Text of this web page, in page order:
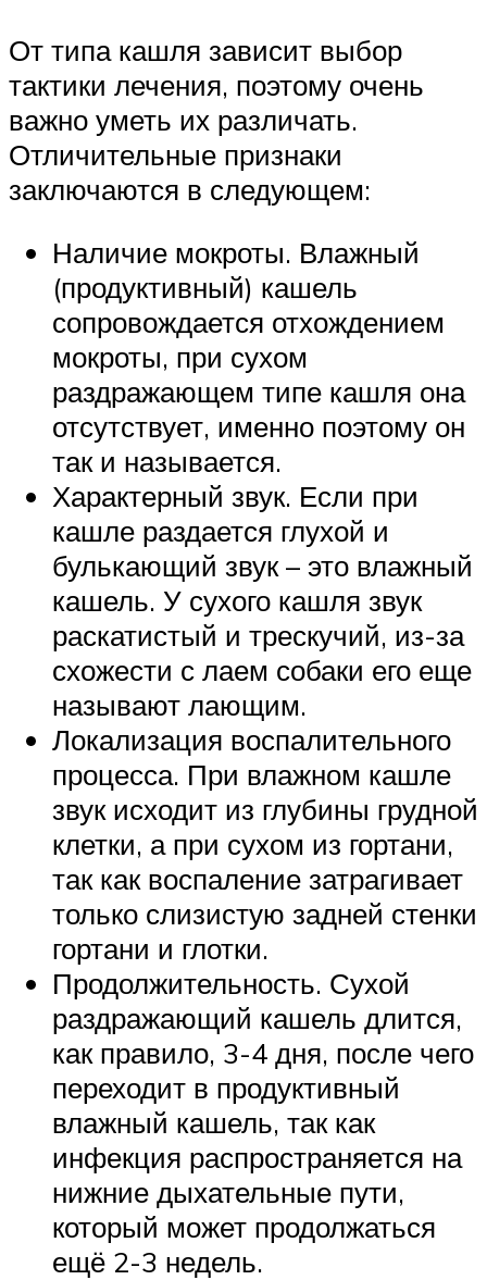
От типа кашля зависит выбор
тактики лечения, поэтому очень
важно уметь их различать.
Отличительные признаки
заключаются в следующем:
Наличие мокроты. Влажный
(продуктивный) кашель
сопровождается отхождением
мокроты, при сухом
раздражающем типе кашля она
отсутствует, именно поэтому он
так и называется.
Характерный звук. Если при
кашле раздается глухой и
булькающий звук – это влажный
кашель. У сухого кашля звук
раскатистый и трескучий, из-за
схожести с лаем собаки его еще
называют лающим.
Локализация воспалительного
процесса. При влажном кашле
звук исходит из глубины грудной
клетки, а при сухом из гортани,
так как воспаление затрагивает
только слизистую задней стенки
гортани и глотки.
Продолжительность. Сухой
раздражающий кашель длится,
как правило, 3-4 дня, после чего
переходит в продуктивный
влажный кашель, так как
инфекция распространяется на
нижние дыхательные пути,
который может продолжаться
ещё 2-3 недель.